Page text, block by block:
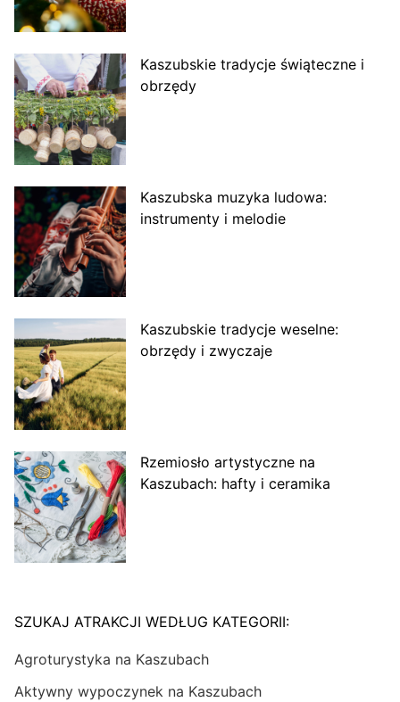
Kaszubskie tradycje świąteczne i
obrzędy
Kaszubska muzyka ludowa:
instrumenty i melodie
Kaszubskie tradycje weselne:
obrzędy i zwyczaje
Rzemiosło artystyczne na
Kaszubach: hafty i ceramika
SZUKAJ ATRAKCJI WEDŁUG KATEGORII:
Agroturystyka na Kaszubach
Aktywny wypoczynek na Kaszubach